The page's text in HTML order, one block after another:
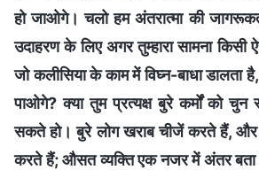
हो जाओगे। चलो हम अंतरात्मा की
उदाहरण के लिए अगर तुम्हारा सामना किसी
जो कलीसिया के काम में विघ्न-बाधा डालता
पाओगे? क्या तुम प्रत्यक्ष बुरे कर्मों को
सकते हो। बुरे लोग खराब चीजें करते हैं,
करते हैं; औसत व्यक्ति एक नजर में अंतर बता